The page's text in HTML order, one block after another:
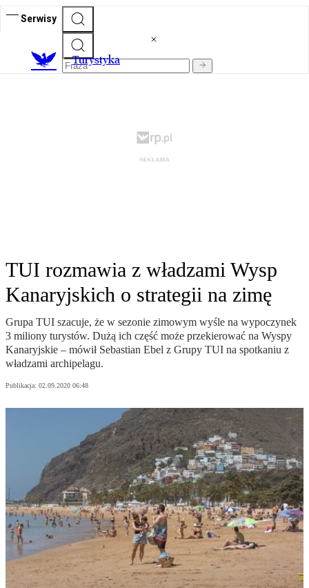
Serwisy
Turystyka
TUI rozmawia z władzami Wysp
Kanaryjskich o strategii na zimę
Grupa TUI szacuje, że w sezonie zimowym wyśle na wypoczynek
3 miliony turystów. Dużą ich część może przekierować na Wyspy
Kanaryjskie – mówił Sebastian Ebel z Grupy TUI na spotkaniu z
władzami archipelagu.
Publikacja: 02.09.2020 06:48